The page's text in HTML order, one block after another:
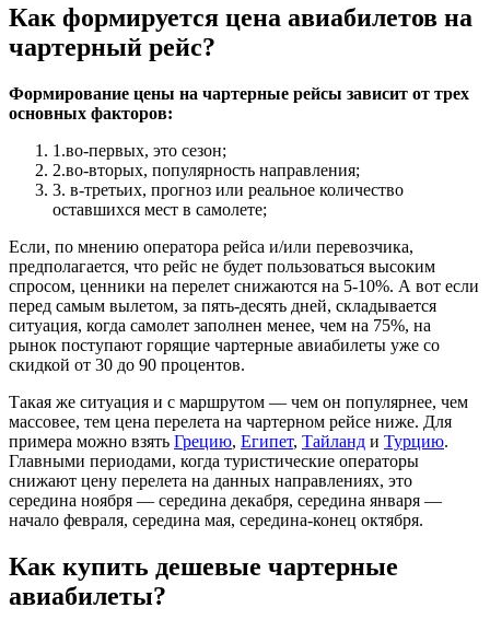
Как формируется цена авиабилетов на
чартерный рейс?
Формирование цены на чартерные рейсы зависит от трех
основных факторов:
1.во-первых, это сезон;
2.во-вторых, популярность направления;
3. в-третьих, прогноз или реальное количество
оставшихся мест в самолете;
Если, по мнению оператора рейса и/или перевозчика,
предполагается, что рейс не будет пользоваться высоким
спросом, ценники на перелет снижаются на 5-10%. А вот если
перед самым вылетом, за пять-десять дней, складывается
ситуация, когда самолет заполнен менее, чем на 75%, на
рынок поступают горящие чартерные авиабилеты уже со
скидкой от 30 до 90 процентов.
Такая же ситуация и с маршрутом — чем он популярнее, чем
массовее, тем цена перелета на чартерном рейсе ниже. Для
примера можно взять Грецию, Египет, Тайланд и Турцию.
Главными периодами, когда туристические операторы
снижают цену перелета на данных направлениях, это
середина ноября — середина декабря, середина января —
начало февраля, середина мая, середина-конец октября.
Как купить дешевые чартерные
авиабилеты?